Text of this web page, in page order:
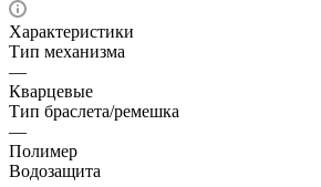
Характеристики
Тип механизма
—
Кварцевые
Тип браслета/ремешка
—
Полимер
Водозащита